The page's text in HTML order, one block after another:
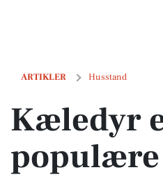
ARTIKLER Husstand
Kæledyr er meget populære i
Kæledyr